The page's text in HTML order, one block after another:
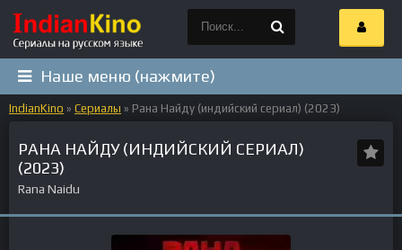
Наше меню (нажмите)
IndianKino » Сериалы » Рана Найду (индийский сериал) (2023)
РАНА НАЙДУ (ИНДИЙСКИЙ СЕРИАЛ)
(2023)
Rana Naidu